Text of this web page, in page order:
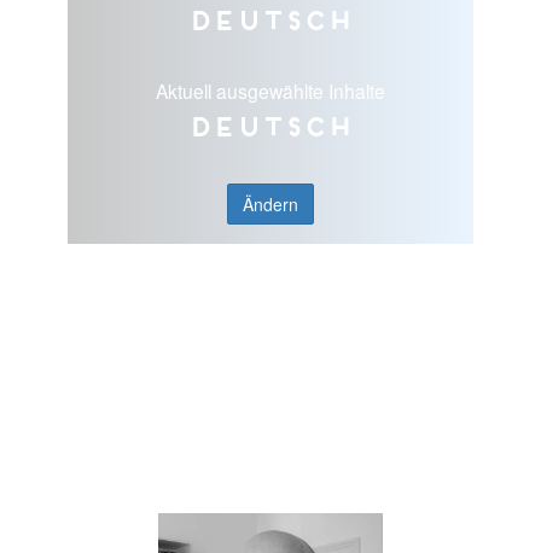
Deutsch
Aktuell ausgewählte Inhalte
Deutsch
Ändern